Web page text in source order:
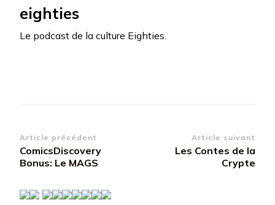
eighties
Le podcast de la culture Eighties.
Navigation
d’article
Article précédent
ComicsDiscovery
Bonus: Le MAGS
Article suivant
Les Contes de la
Crypte